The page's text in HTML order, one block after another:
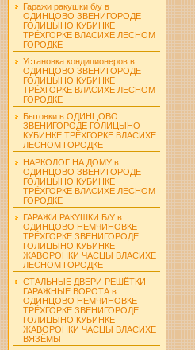
Гаражи ракушки б/у в
ОДИНЦОВО ЗВЕНИГОРОДЕ
ГОЛИЦЫНО КУБИНКЕ
ТРЁХГОРКЕ ВЛАСИХЕ ЛЕСНОМ
ГОРОДКЕ
Установка кондиционеров в
ОДИНЦОВО ЗВЕНИГОРОДЕ
ГОЛИЦЫНО КУБИНКЕ
ТРЁХГОРКЕ ВЛАСИХЕ ЛЕСНОМ
ГОРОДКЕ
Бытовки в ОДИНЦОВО
ЗВЕНИГОРОДЕ ГОЛИЦЫНО
КУБИНКЕ ТРЁХГОРКЕ ВЛАСИХЕ
ЛЕСНОМ ГОРОДКЕ
НАРКОЛОГ НА ДОМУ в
ОДИНЦОВО ЗВЕНИГОРОДЕ
ГОЛИЦЫНО КУБИНКЕ
ТРЁХГОРКЕ ВЛАСИХЕ ЛЕСНОМ
ГОРОДКЕ
ГАРАЖИ РАКУШКИ Б/У в
ОДИНЦОВО НЕМЧИНОВКЕ
ТРЁХГОРКЕ ЗВЕНИГОРОДЕ
ГОЛИЦЫНО КУБИНКЕ
ЖАВОРОНКИ ЧАСЦЫ ВЛАСИХЕ
ЛЕСНОМ ГОРОДКЕ
СТАЛЬНЫЕ ДВЕРИ РЕШЁТКИ
ГАРАЖНЫЕ ВОРОТА в
ОДИНЦОВО НЕМЧИНОВКЕ
ТРЁХГОРКЕ ЗВЕНИГОРОДЕ
ГОЛИЦЫНО КУБИНКЕ
ЖАВОРОНКИ ЧАСЦЫ ВЛАСИХЕ
ВЯЗЁМЫ